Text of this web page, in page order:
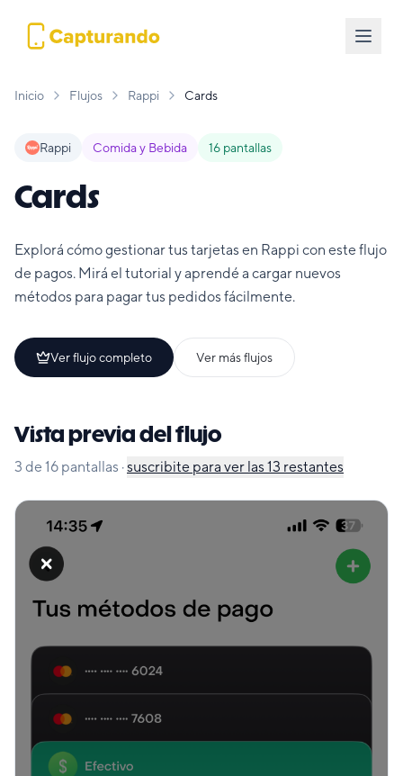
Inicio Flujos Rappi Cards
Rappi Comida y Bebida 16 pantallas
Cards
Explorá cómo gestionar tus tarjetas en Rappi con este flujo
de pagos. Mirá el tutorial y aprendé a cargar nuevos
métodos para pagar tus pedidos fácilmente.
Ver flujo completo Ver más flujos
Vista previa del flujo
3 de 16 pantallas ·suscribite para ver las 13 restantes